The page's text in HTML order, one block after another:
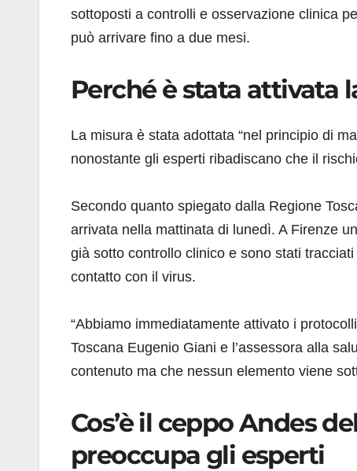
sottoposti a controlli e osservazione clinica
può arrivare fino a due mesi.
Perché è stata attivata
La misura è stata adottata “nel principio di
nonostante gli esperti ribadiscano che il
Secondo quanto spiegato dalla Regione
arrivata nella mattinata di lunedì. A Firenze
già sotto controllo clinico e sono stati
contatto con il virus.
“Abbiamo immediatamente attivato i
Toscana Eugenio Giani e l’assessora alla
contenuto ma che nessun elemento viene
Cos’è il ceppo Andes
preoccupa gli esperti